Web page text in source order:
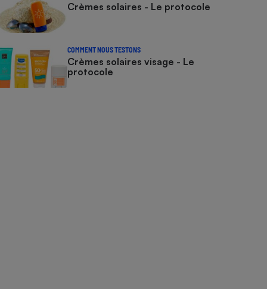
Crèmes solaires - Le protocole
COMMENT NOUS TESTONS
Crèmes solaires visage - Le
protocole